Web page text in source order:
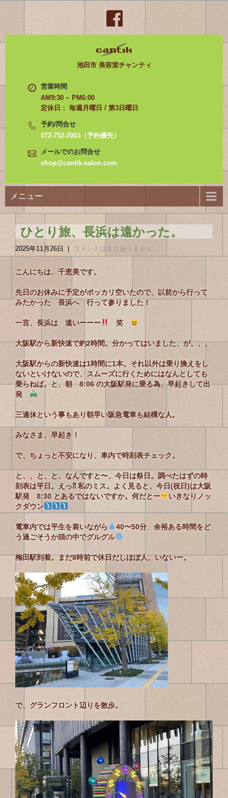
池田市 美容室チャンティ
営業時間
AM9:30 ~ PM6:00
定休日： 毎週月曜日 / 第3日曜日
予約/問合せ
072-752-2003（予約優先）
メールでのお問合せ
shop@cantik-salon.com
メニュー
ひとり旅、長浜は遠かった。
2025年11月26日 | コメントはまだありません
こんにちは、千恵美です。
先日のお休みに予定がポッカリ空いたので、以前から行って
みたかった 長浜へ 行って参りました！
一言、長浜は 遠いーーー 笑
大阪駅から新快速で約2時間。分かってはいました、が、、、
大阪駅からの新快速は1時間に1本。それ以外は乗り換えをし
ないといけないので、スムーズに行くためにはなんとしても
乗らねば。と、朝 8:06 の大阪駅発に乗る為、早起きして出
発
三連休という事もあり朝早い阪急電車も結構な人。
みなさま、早起き！
で、ちょっと不安になり、車内で時刻表チェック。
と、、と、と、なんですと〜、今日は祭日。調べたはずの時
刻表は平日。えっ⁈ 私のミス。よく見ると、今日(祝日)は大阪
駅発 8:30 とあるではないですか。何だとー
いきなりノッ
クダウン
電車内では平生を装いながら 40〜50分、余裕ある時間をど
う過ごそうか頭の中でグルグル
梅田駅到着。まだ8時前で休日だしほぼ人、いないー。
で、グランフロント辺りを散歩。